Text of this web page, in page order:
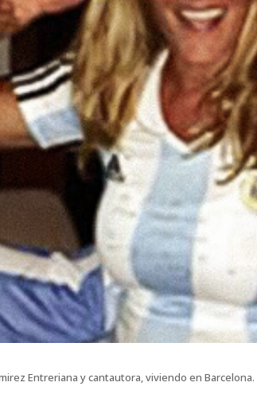
Entreriana y cantautora, viviendo en